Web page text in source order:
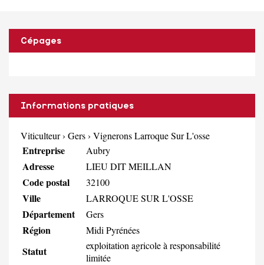
Cépages
Informations pratiques
Viticulteur› Gers› Vignerons Larroque Sur L'osse
Entreprise Aubry
Adresse LIEU DIT MEILLAN
Code postal 32100
Ville LARROQUE SUR L'OSSE
Département Gers
Région Midi Pyrénées
Statut
exploitation agricole à responsabilité
limitée